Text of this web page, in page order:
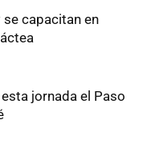
capacitan en
jornada el Paso